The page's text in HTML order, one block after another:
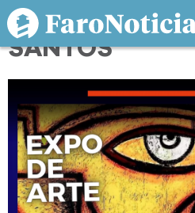
Tag: MARCELO
SANTOS